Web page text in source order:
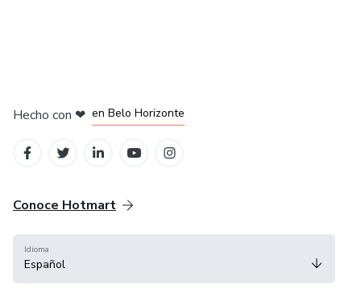
Hecho con ❤ en Belo Horizonte
Conoce Hotmart
Idioma
Español